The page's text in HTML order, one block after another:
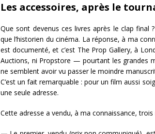
Les accessoires, après le
Que sont devenus ces livres après le clap final
que l’historien du cinéma. La réponse, à ma
est documenté, et c’est The Prop Gallery, à
Auctions, ni Propstore — pourtant les grandes
ne semblent avoir vu passer le moindre
C’est un fait remarquable : pour un film aussi
une seule adresse.
Cette adresse a vendu, à ma connaissance,